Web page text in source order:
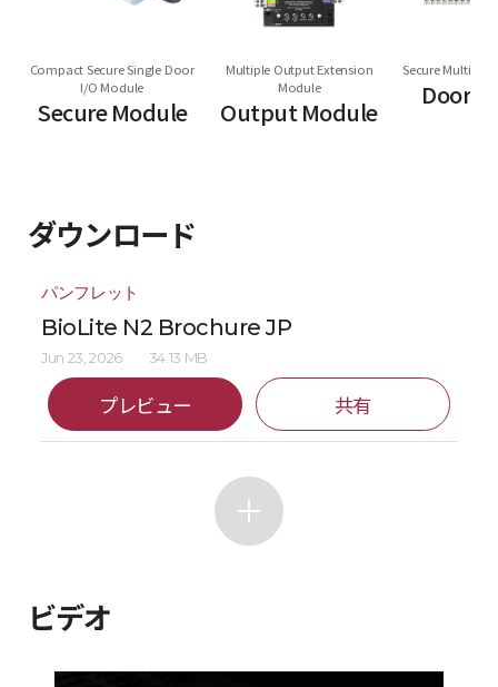
Compact Secure Single Door
I/O Module
Secure Module
Multiple Output Extension
Module
Output Module
Secure Multi
Door
ダウンロード
パンフレット
BioLite N2 Brochure JP
Jun 23, 2026 34.13 MB
プレビュー 共有
ビデオ